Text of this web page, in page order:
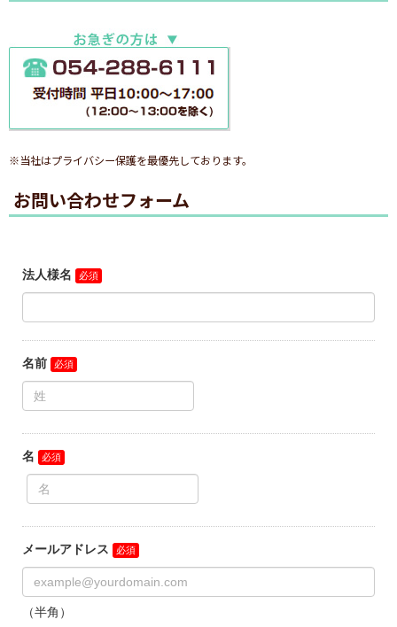
※当社はプライバシー保護を最優先しております。
お問い合わせフォーム